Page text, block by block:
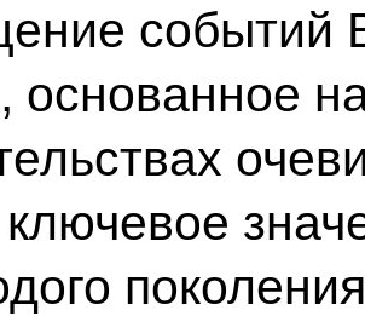
событий
основанное